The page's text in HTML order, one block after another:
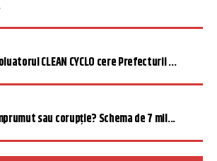
CLEAN CYCLO cere Prefecturii ...
sau corupție? Schema de 7 mil...